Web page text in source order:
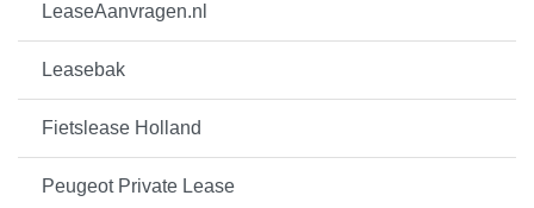
LeaseAanvragen.nl
Leasebak
Fietslease Holland
Peugeot Private Lease